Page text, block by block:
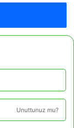
Unuttunuz mu?